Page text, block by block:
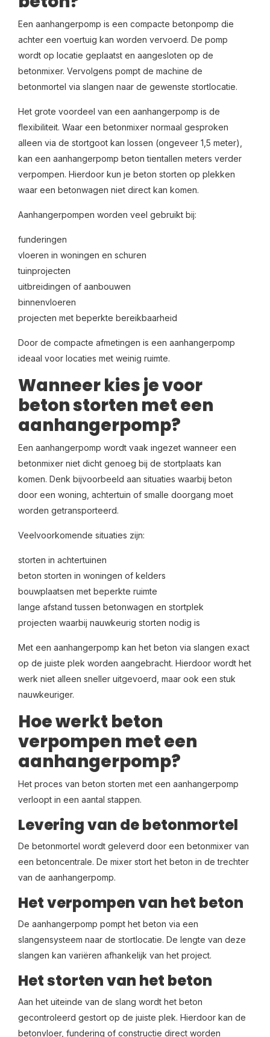
Een aanhangerpomp is een compacte betonpomp die
achter een voertuig kan worden vervoerd. De pomp
wordt op locatie geplaatst en aangesloten op de
betonmixer. Vervolgens pompt de machine de
betonmortel via slangen naar de gewenste stortlocatie.
Het grote voordeel van een aanhangerpomp is de
flexibiliteit. Waar een betonmixer normaal gesproken
alleen via de stortgoot kan lossen (ongeveer 1,5 meter),
kan een aanhangerpomp beton tientallen meters verder
verpompen. Hierdoor kun je beton storten op plekken
waar een betonwagen niet direct kan komen.
Aanhangerpompen worden veel gebruikt bij:
funderingen
vloeren in woningen en schuren
tuinprojecten
uitbreidingen of aanbouwen
binnenvloeren
projecten met beperkte bereikbaarheid
Door de compacte afmetingen is een aanhangerpomp
ideaal voor locaties met weinig ruimte.
Wanneer kies je voor
beton storten met een
aanhangerpomp?
Een aanhangerpomp wordt vaak ingezet wanneer een
betonmixer niet dicht genoeg bij de stortplaats kan
komen. Denk bijvoorbeeld aan situaties waarbij beton
door een woning, achtertuin of smalle doorgang moet
worden getransporteerd.
Veelvoorkomende situaties zijn:
storten in achtertuinen
beton storten in woningen of kelders
bouwplaatsen met beperkte ruimte
lange afstand tussen betonwagen en stortplek
projecten waarbij nauwkeurig storten nodig is
Met een aanhangerpomp kan het beton via slangen exact
op de juiste plek worden aangebracht. Hierdoor wordt het
werk niet alleen sneller uitgevoerd, maar ook een stuk
nauwkeuriger.
Hoe werkt beton
verpompen met een
aanhangerpomp?
Het proces van beton storten met een aanhangerpomp
verloopt in een aantal stappen.
Levering van de betonmortel
De betonmortel wordt geleverd door een betonmixer van
een betoncentrale. De mixer stort het beton in de trechter
van de aanhangerpomp.
Het verpompen van het beton
De aanhangerpomp pompt het beton via een
slangensysteem naar de stortlocatie. De lengte van deze
slangen kan variëren afhankelijk van het project.
Het storten van het beton
Aan het uiteinde van de slang wordt het beton
gecontroleerd gestort op de juiste plek. Hierdoor kan de
betonvloer, fundering of constructie direct worden